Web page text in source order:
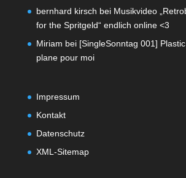
bernhard kirsch bei Musikvideo
for the Spritgeld“ endlich online <3
Miriam bei [SingleSonntag 001]
plane pour moi
Impressum
Kontakt
Datenschutz
XML-Sitemap